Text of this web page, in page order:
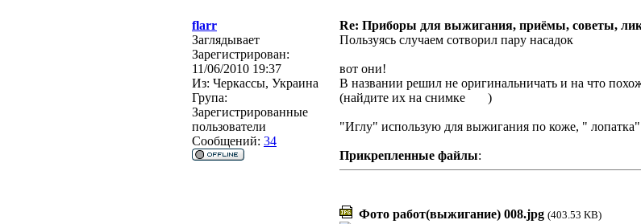
flarr Re: Приборы для выжигания, приёмы, советы,
Заглядывает
Зарегистрирован:
11/06/2010 19:37
Из: Черкассы, Украина
Група:
Зарегистрированные
пользователи
Сообщений: 34
Пользуясь случаем сотворил пару насадок
вот они!
В названии решил не оригинальничать и на что
(найдите их на снимке
)
"Иглу" использую для выжигания по коже, "
Прикрепленные файлы:
Фото работ(выжигание) 008.jpg (403.53 KB)